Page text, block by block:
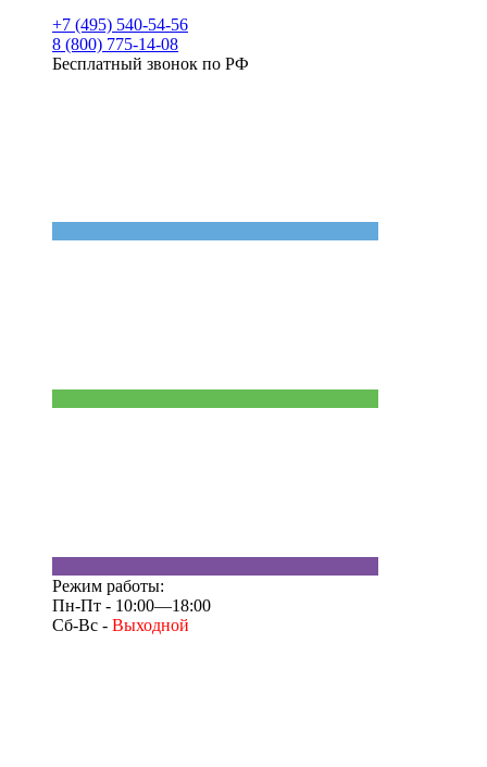
+7 (495) 540-54-56
8 (800) 775-14-08
Бесплатный звонок по РФ
Режим работы:
Пн-Пт - 10:00—18:00
Сб-Вс - Выходной